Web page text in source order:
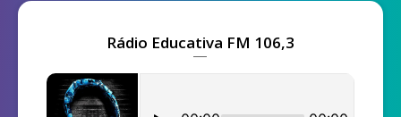
Rádio Educativa FM 106,3